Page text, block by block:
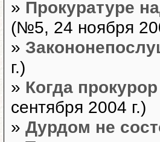
» Прокуратуре
(№5, 24 ноября
»
г.)
» Когда
сентября 2004 г.)
» Дурдом не